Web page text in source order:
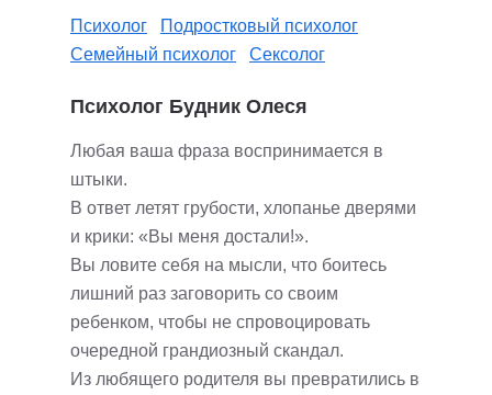
Психолог
Подростковый психолог
Семейный психолог
Сексолог
Психолог Будник Олеся
Любая ваша фраза воспринимается в
штыки.
В ответ летят грубости, хлопанье дверями
и крики: «Вы меня достали!».
Вы ловите себя на мысли, что боитесь
лишний раз заговорить со своим
ребенком, чтобы не спровоцировать
очередной грандиозный скандал.
Из любящего родителя вы превратились в